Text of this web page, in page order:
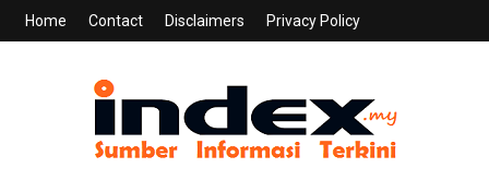
Home Contact Disclaimers Privacy Policy